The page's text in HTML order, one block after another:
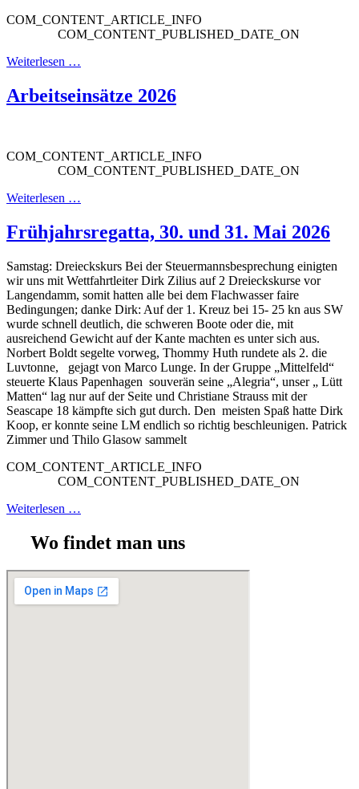
COM_CONTENT_ARTICLE_INFO
COM_CONTENT_PUBLISHED_DATE_ON
Weiterlesen …
Arbeitseinsätze 2026
COM_CONTENT_ARTICLE_INFO
COM_CONTENT_PUBLISHED_DATE_ON
Weiterlesen …
Frühjahrsregatta, 30. und 31. Mai 2026
Samstag: Dreieckskurs Bei der Steuermannsbesprechung einigten
wir uns mit Wettfahrtleiter Dirk Zilius auf 2 Dreieckskurse vor
Langendamm, somit hatten alle bei dem Flachwasser faire
Bedingungen; danke Dirk: Auf der 1. Kreuz bei 15- 25 kn aus SW
wurde schnell deutlich, die schweren Boote oder die, mit
ausreichend Gewicht auf der Kante machten es unter sich aus.
Norbert Boldt segelte vorweg, Thommy Huth rundete als 2. die
Luvtonne, gejagt von Marco Lunge. In der Gruppe „Mittelfeld“
steuerte Klaus Papenhagen souverän seine „Alegria“, unser „ Lütt
Matten“ lag nur auf der Seite und Christiane Strauss mit der
Seascape 18 kämpfte sich gut durch. Den meisten Spaß hatte Dirk
Koop, er konnte seine LM endlich so richtig beschleunigen. Patrick
Zimmer und Thilo Glasow sammelt
COM_CONTENT_ARTICLE_INFO
COM_CONTENT_PUBLISHED_DATE_ON
Weiterlesen …
Wo findet man uns